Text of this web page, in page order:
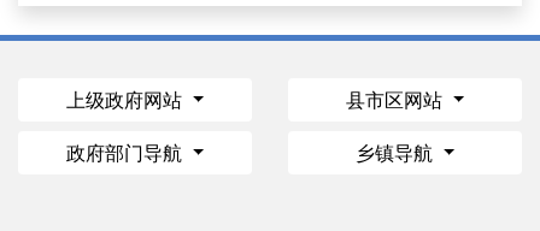
上级政府网站 县市区网站
政府部门导航 乡镇导航